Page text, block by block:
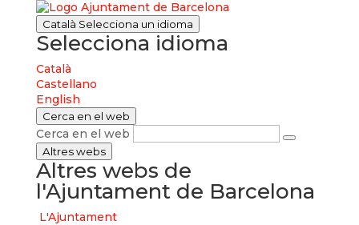
Català Selecciona un idioma
Selecciona idioma
Català
Castellano
English
Cerca en el web
Cerca en el web
Altres webs
Altres webs de
l'Ajuntament de Barcelona
L'Ajuntament